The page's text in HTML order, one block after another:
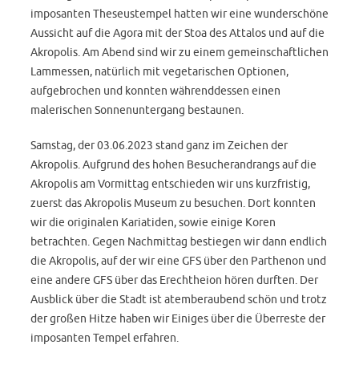
imposanten Theseustempel hatten wir eine wunderschöne
Aussicht auf die Agora mit der Stoa des Attalos und auf die
Akropolis. Am Abend sind wir zu einem gemeinschaftlichen
Lammessen, natürlich mit vegetarischen Optionen,
aufgebrochen und konnten währenddessen einen
malerischen Sonnenuntergang bestaunen.
Samstag, der 03.06.2023 stand ganz im Zeichen der
Akropolis. Aufgrund des hohen Besucherandrangs auf die
Akropolis am Vormittag entschieden wir uns kurzfristig,
zuerst das Akropolis Museum zu besuchen. Dort konnten
wir die originalen Kariatiden, sowie einige Koren
betrachten. Gegen Nachmittag bestiegen wir dann endlich
die Akropolis, auf der wir eine GFS über den Parthenon und
eine andere GFS über das Erechtheion hören durften. Der
Ausblick über die Stadt ist atemberaubend schön und trotz
der großen Hitze haben wir Einiges über die Überreste der
imposanten Tempel erfahren.